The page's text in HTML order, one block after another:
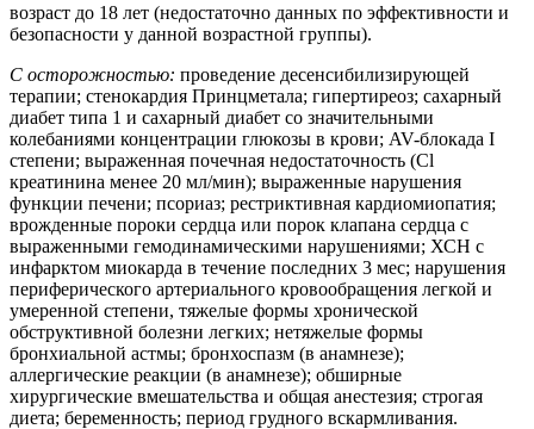
возраст до 18 лет (недостаточно данных по эффективности и
безопасности у данной возрастной группы).
С осторожностью: проведение десенсибилизирующей
терапии; стенокардия Принцметала; гипертиреоз; сахарный
диабет типа 1 и сахарный диабет со значительными
колебаниями концентрации глюкозы в крови; AV-блокада I
степени; выраженная почечная недостаточность (Cl
креатинина менее 20 мл/мин); выраженные нарушения
функции печени; псориаз; рестриктивная кардиомиопатия;
врожденные пороки сердца или порок клапана сердца с
выраженными гемодинамическими нарушениями; ХСН с
инфарктом миокарда в течение последних 3 мес; нарушения
периферического артериального кровообращения легкой и
умеренной степени, тяжелые формы хронической
обструктивной болезни легких; нетяжелые формы
бронхиальной астмы; бронхоспазм (в анамнезе);
аллергические реакции (в анамнезе); обширные
хирургические вмешательства и общая анестезия; строгая
диета; беременность; период грудного вскармливания.